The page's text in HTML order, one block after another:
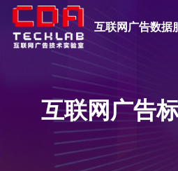
互联网广告数据
互联网广告